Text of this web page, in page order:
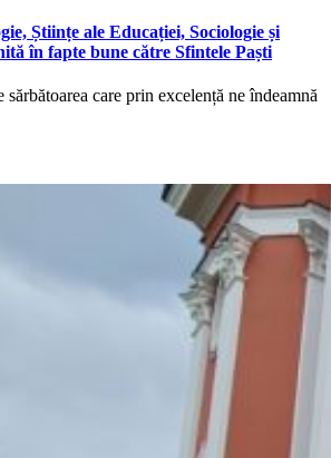
Științe ale Educației, Sociologie și
în fapte bune către Sfintele Paști
care prin excelență ne îndeamnă